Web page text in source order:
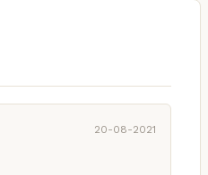
20-08-2021